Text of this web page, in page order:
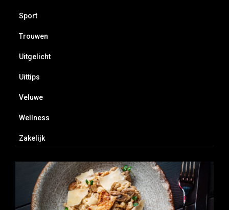
Sport
Trouwen
Uitgelicht
Uittips
Veluwe
Wellness
Zakelijk